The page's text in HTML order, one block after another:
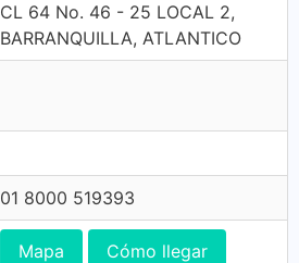
CL 64 No. 46 - 25 LOCAL 2,
BARRANQUILLA, ATLANTICO
01 8000 519393
Mapa Cómo llegar